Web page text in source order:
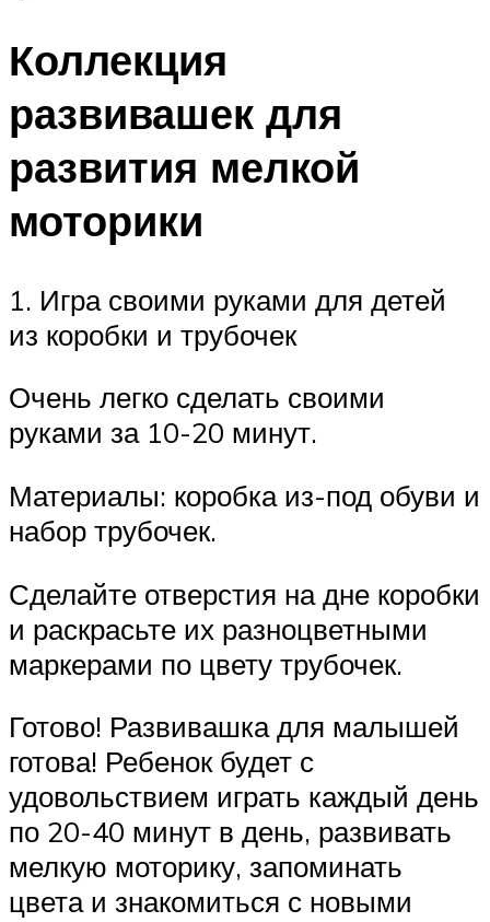
Коллекция
развивашек для
развития мелкой
моторики
1. Игра своими руками для детей
из коробки и трубочек
Очень легко сделать своими
руками за 10-20 минут.
Материалы: коробка из-под обуви и
набор трубочек.
Сделайте отверстия на дне коробки
и раскрасьте их разноцветными
маркерами по цвету трубочек.
Готово! Развивашка для малышей
готова! Ребенок будет с
удовольствием играть каждый день
по 20-40 минут в день, развивать
мелкую моторику, запоминать
цвета и знакомиться с новыми